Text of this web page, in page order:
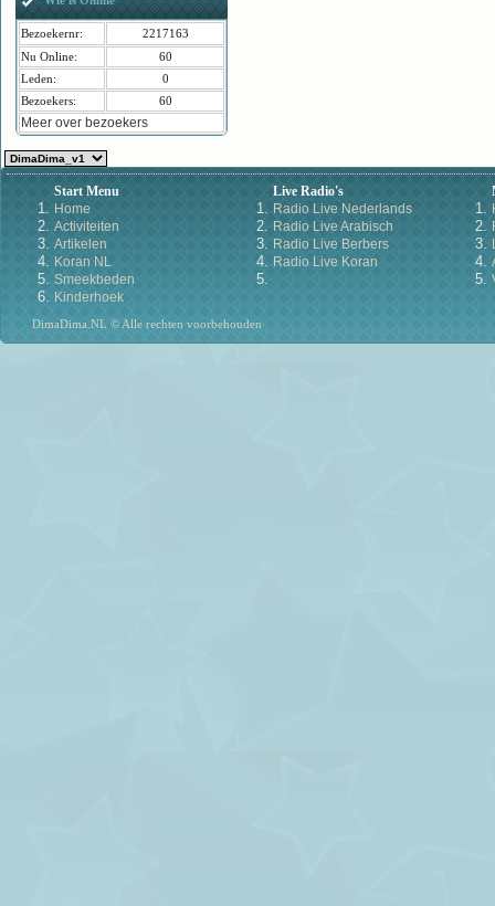
Bezoekernr:
2217163
Nu Online:
60
Leden:
0
Bezoekers:
60
Meer over bezoekers
Start Menu
Home
Activiteiten
Artikelen
Koran NL
Smeekbeden
Kinderhoek
Live Radio's
Radio Live Nederlands
Radio Live Arabisch
Radio Live Berbers
Radio Live Koran
DimaDima.NL © Alle rechten voorbehouden